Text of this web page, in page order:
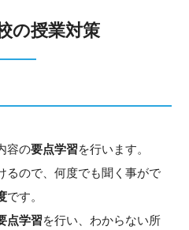
の授業対策
容の要点学習を行います。
るので、何度でも聞く事がで
です。
点学習を行い、わからない所